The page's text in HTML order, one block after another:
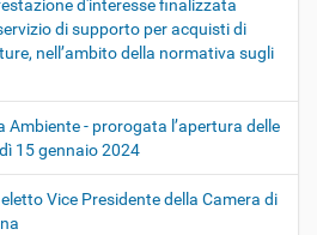
d'interesse finalizzata
di supporto per acquisti di
nell’ambito della normativa sugli
Ambiente - prorogata l’apertura delle
15 gennaio 2024
Vice Presidente della Camera di